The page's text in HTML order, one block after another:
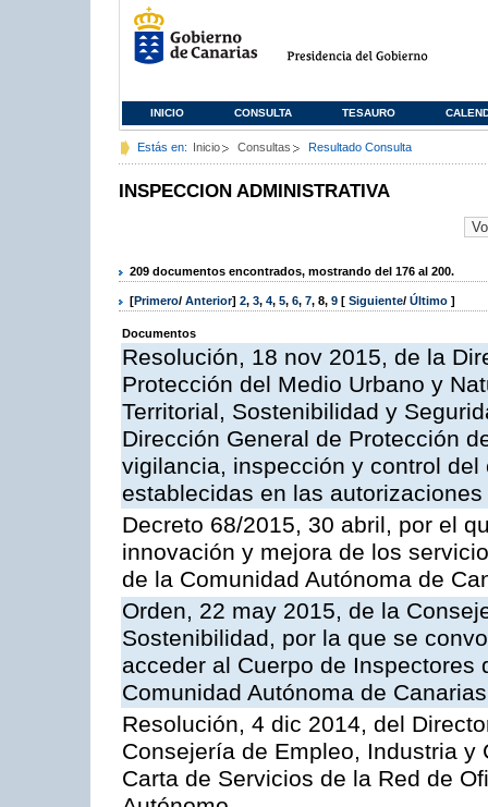
INICIO CONSULTA TESAURO
Estás en: Inicio Consultas Resultado Consulta
INSPECCION ADMINISTRATIVA
209 documentos encontrados, mostrando del 176 al 200.
[Primero/ Anterior] 2, 3, 4, 5, 6, 7, 8, 9 [ Siguiente/ Último ]
Documentos
Resolución, 18 nov 2015, de la
Protección del Medio Urbano y
Territorial, Sostenibilidad y
Dirección General de Protección
vigilancia, inspección y control
establecidas en las
Decreto 68/2015, 30 abril, por el
innovación y mejora de los
de la Comunidad Autónoma de
Orden, 22 may 2015, de la
Sostenibilidad, por la que se
acceder al Cuerpo de
Comunidad Autónoma de Canarias
Resolución, 4 dic 2014, del
Consejería de Empleo, Industria
Carta de Servicios de la Red de